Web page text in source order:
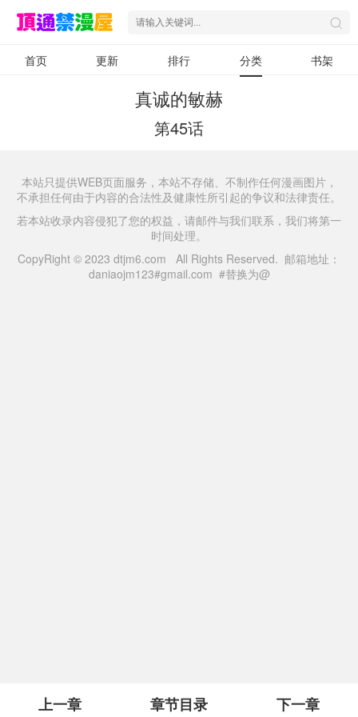
首页 更新 排行 分类 书架
真诚的敏赫
第45话
上一章 章节目录 下一章
本站只提供WEB页面服务，本站不存储、不制作任何漫画图片，
不承担任何由于内容的合法性及健康性所引起的争议和法律责任。
若本站收录内容侵犯了您的权益，请邮件与我们联系，我们将第一
时间处理。
CopyRight © 2023 dtjm6.com All Rights Reserved. 邮箱地址：
daniaojm123#gmail.com #替换为@